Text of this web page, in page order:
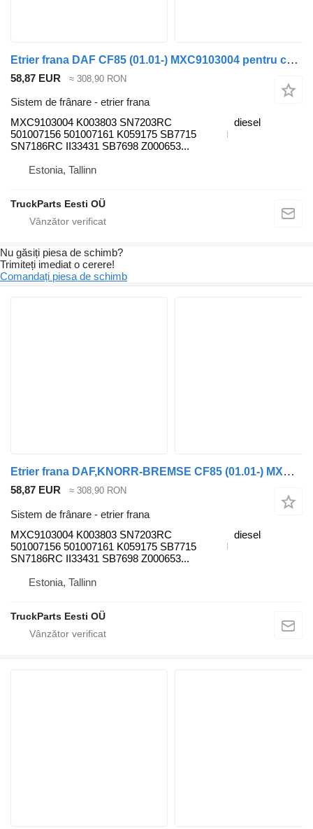
Etrier frana DAF CF85 (01.01-) MXC9103004 pentru cap tractor DAF LF45, LF55, LF180, CF65, CF75, CF85 (2001-)
58,87 EUR ≈ 308,90 RON
Sistem de frânare - etrier frana
MXC9103004 K003803 SN7203RC
501007156 501007161 K059175 SB7715
SN7186RC II33431 SB7698 Z000653...
diesel
Estonia, Tallinn
TruckParts Eesti OÜ
Nu găsiți piesa de schimb?
Trimiteți imediat o cerere!
Comandați piesa de schimb
Etrier frana DAF,KNORR-BREMSE CF85 (01.01-) MXC9103004 pentru cap tractor DAF LF45, LF55, LF180, CF65, CF75, CF85 (2001-)
58,87 EUR ≈ 308,90 RON
Sistem de frânare - etrier frana
MXC9103004 K003803 SN7203RC
501007156 501007161 K059175 SB7715
SN7186RC II33431 SB7698 Z000653...
diesel
Estonia, Tallinn
TruckParts Eesti OÜ